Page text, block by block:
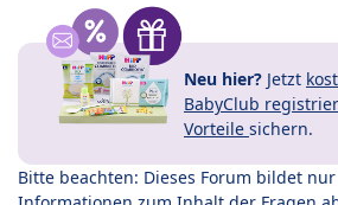
Neu hier? Jetzt
BabyClub
Vorteile sichern.
Bitte beachten: Dieses Forum bildet